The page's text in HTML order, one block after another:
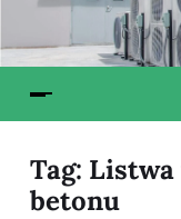
Tag: Listwa
betonu